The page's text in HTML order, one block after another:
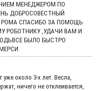
МЕНЕДЖЕРОМ ПО
ДОБРОСОВЕСТНЫЙ
СПАСИБО ЗА ПОМОЩЬ
РОБОТНИКУ ,УДАЧИ ВАМ И
БЫЛО БЫСТРО
около 3-х лет. Весла,
ничего не отклеивается,